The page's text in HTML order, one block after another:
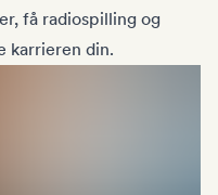
få radiospilling og
karrieren din.